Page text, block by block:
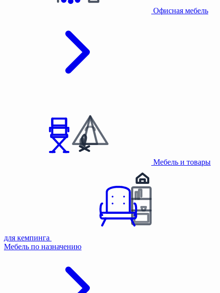
Офисная мебель
Мебель и товары
для кемпинга
Мебель по назначению